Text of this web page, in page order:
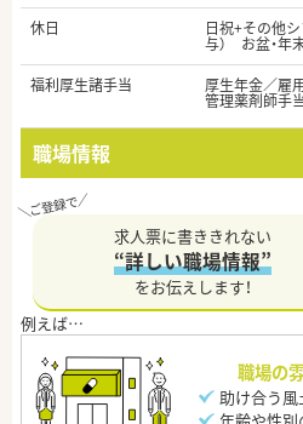
休日
日祝+その他
与） お盆・年
福利厚生諸手当
厚生年金／雇
管理薬剤師手
職場情報
求人票に書ききれない
“詳しい職場情報”
をお伝えします！
職場の
助け合う風